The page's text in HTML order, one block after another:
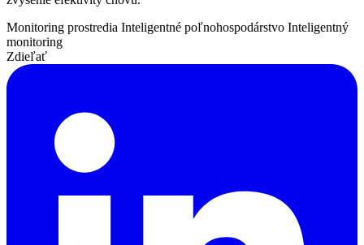
Monitoring prostredia Inteligentné poľnohospodárstvo Inteligentný
monitoring
Zdieľať